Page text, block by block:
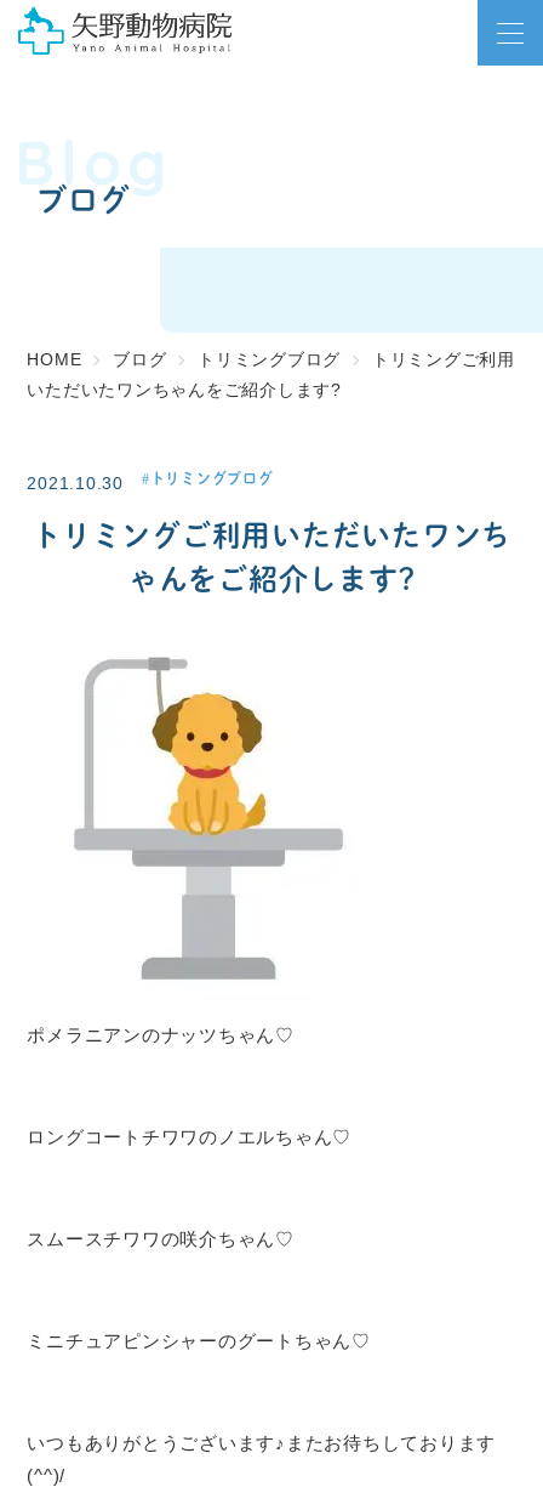
ブログ
Blog
HOME ブログ トリミングブログ
トリミングご利用
いただいたワンちゃんをご紹介します?
2021.10.30 トリミングブログ
トリミングご利用いただいたワンち
ゃんをご紹介します?
ポメラニアンのナッツちゃん♡
ロングコートチワワのノエルちゃん♡
スムースチワワの咲介ちゃん♡
ミニチュアピンシャーのグートちゃん♡
いつもありがとうございます♪またお待ちしております
(^^)/